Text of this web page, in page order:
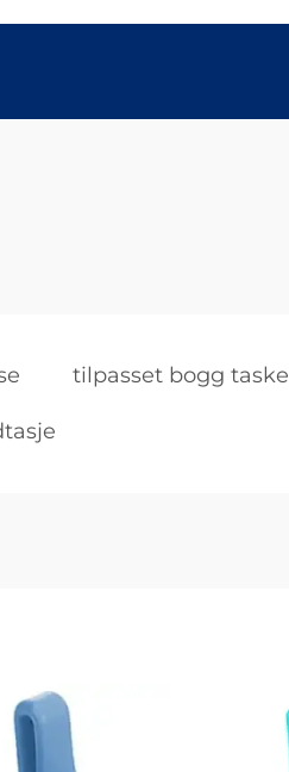
tilpasset bogg taske